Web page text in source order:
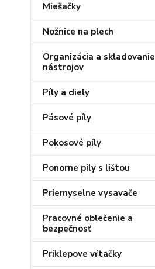
Miešačky
Nožnice na plech
Organizácia a skladovanie
nástrojov
Píly a diely
Pásové píly
Pokosové píly
Ponorne píly s lištou
Priemyselne vysavače
Pracovné oblečenie a
bezpečnosť
Príklepove vŕtačky